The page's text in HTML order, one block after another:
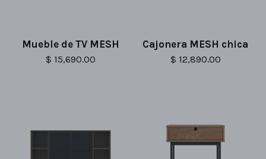
Mueble de TV MESH
$ 15,690.00
Cajonera MESH chica
$ 12,890.00